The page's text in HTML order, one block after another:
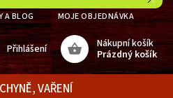
A BLOG MOJE OBJEDNÁVKA
Nákupní košík
Prázdný košík
Přihlášení
VAŘENÍ